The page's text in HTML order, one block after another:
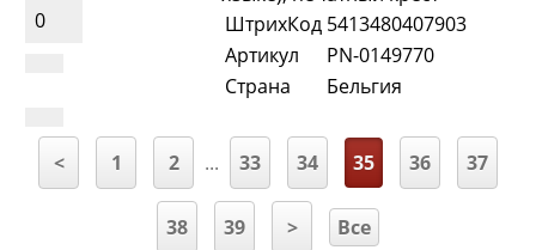
0
ШтрихКод 5413480407903
Артикул
PN-0149770
Страна
Бельгия
< 1 2 ... 33 34 35 36 37
38 39 > Все